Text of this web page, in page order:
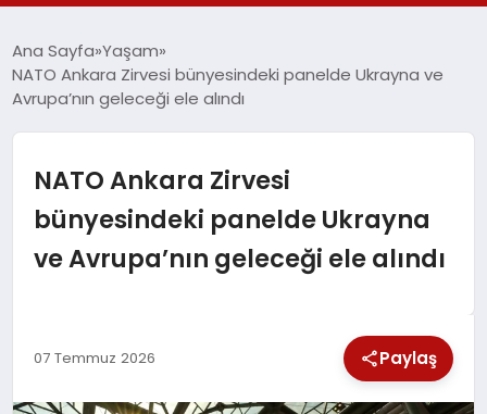
SIYASET
DÜNYA
EKONOMI
TEKNOLOJI
Ana Sayfa Yaşam
NATO Ankara Zirvesi bünyesindeki panelde Ukrayna ve
Avrupa’nın geleceği ele alındı
NATO Ankara Zirvesi
bünyesindeki panelde Ukrayna
ve Avrupa’nın geleceği ele alındı
07 Temmuz 2026 Paylaş